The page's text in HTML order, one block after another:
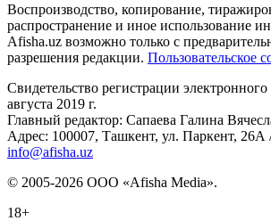
Воспроизводство, копирование,
распространение и иное использование
Afisha.uz возможно только с
разрешения редакции. Пользовательское
Свидетельство регистрации
августа 2019 г.
Главный редактор: Сапаева Галина
Адрес: 100007, Ташкент, ул. Паркент, 26А
info@afisha.uz
© 2005-2026 ООО «Afisha Media».
18+